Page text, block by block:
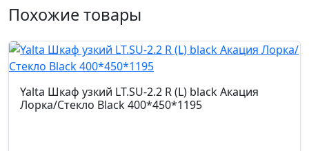
Похожие товары
Yalta Шкаф узкий LT.SU-2.2 R (L) black Акация
Лорка/Стекло Black 400*450*1195